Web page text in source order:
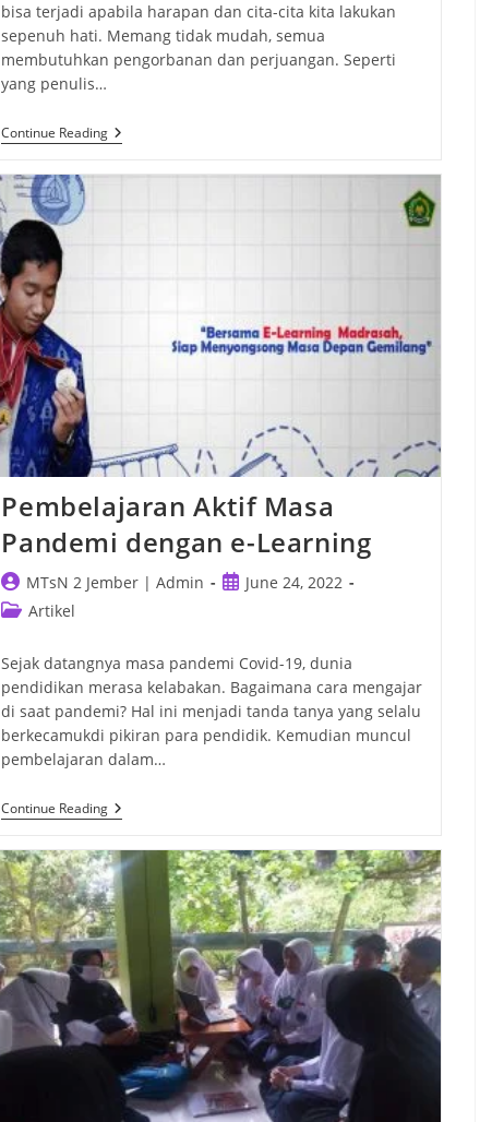
bisa terjadi apabila harapan dan cita-cita kita lakukan
sepenuh hati. Memang tidak mudah, semua
membutuhkan pengorbanan dan perjuangan. Seperti
yang penulis…
Continue ReadingMimpi
Menjadi
Pembelajaran Aktif Masa
Pandemi dengan e-Learning
Post
author:
MTsN 2 Jember | Admin
PostJune 24, 2022
PostArtikel
Sejak datangnya masa pandemi Covid-19, dunia
pendidikan merasa kelabakan. Bagaimana cara mengajar
di saat pandemi? Hal ini menjadi tanda tanya yang selalu
berkecamukdi pikiran para pendidik. Kemudian muncul
pembelajaran dalam…
Continue ReadingPembelajaran
Aktif
Pandemi
Dengan
E-
Learning